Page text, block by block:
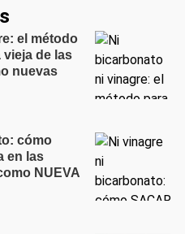
el método
vieja de las
nuevas
cómo
en las
NUEVA